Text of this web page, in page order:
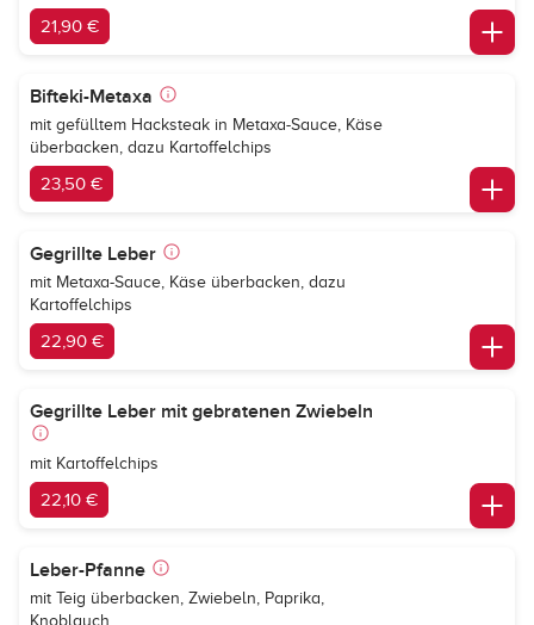
21,90 €
Bifteki-Metaxa
mit gefülltem Hacksteak in Metaxa-Sauce, Käse
überbacken, dazu Kartoffelchips
23,50 €
Gegrillte Leber
mit Metaxa-Sauce, Käse überbacken, dazu
Kartoffelchips
22,90 €
Gegrillte Leber mit gebratenen Zwiebeln
mit Kartoffelchips
22,10 €
Leber-Pfanne
mit Teig überbacken, Zwiebeln, Paprika,
Knoblauch